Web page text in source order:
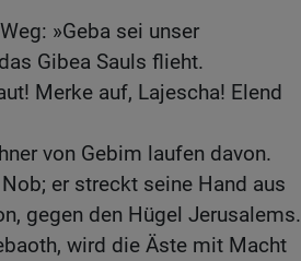
»Geba sei unser
Gibea Sauls flieht.
Merke auf, Lajescha! Elend
von Gebim laufen davon.
er streckt seine Hand aus
gegen den Hügel Jerusalems.
wird die Äste mit Macht